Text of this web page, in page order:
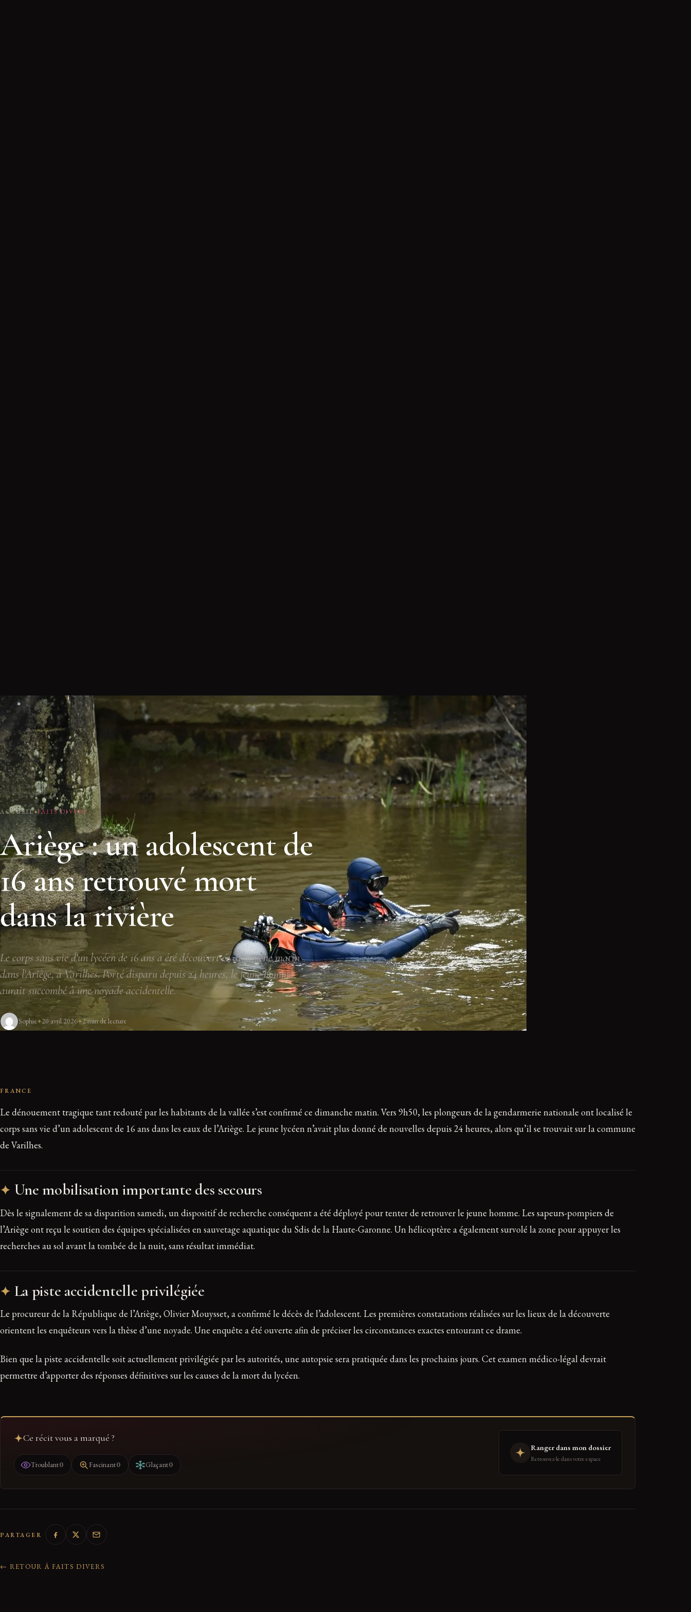
ACCUEIL FAITS DIVERS
Ariège : un adolescent de
16 ans retrouvé mort
dans la rivière
Le corps sans vie d'un lycéen de 16 ans a été découvert ce dimanche matin
dans l'Ariège, à Varilhes. Porté disparu depuis 24 heures, le jeune homme
aurait succombé à une noyade accidentelle.
Sophie 20 avril 2026 2 min de lecture
FRANCE
Le dénouement tragique tant redouté par les habitants de la vallée s’est confirmé ce dimanche matin. Vers 9h50, les plongeurs de la gendarmerie nationale ont localisé le
corps sans vie d’un adolescent de 16 ans dans les eaux de l’Ariège. Le jeune lycéen n’avait plus donné de nouvelles depuis 24 heures, alors qu’il se trouvait sur la commune
de Varilhes.
Une mobilisation importante des secours
Dès le signalement de sa disparition samedi, un dispositif de recherche conséquent a été déployé pour tenter de retrouver le jeune homme. Les sapeurs-pompiers de
l’Ariège ont reçu le soutien des équipes spécialisées en sauvetage aquatique du Sdis de la Haute-Garonne. Un hélicoptère a également survolé la zone pour appuyer les
recherches au sol avant la tombée de la nuit, sans résultat immédiat.
La piste accidentelle privilégiée
Le procureur de la République de l’Ariège, Olivier Mouysset, a confirmé le décès de l’adolescent. Les premières constatations réalisées sur les lieux de la découverte
orientent les enquêteurs vers la thèse d’une noyade. Une enquête a été ouverte afin de préciser les circonstances exactes entourant ce drame.
Bien que la piste accidentelle soit actuellement privilégiée par les autorités, une autopsie sera pratiquée dans les prochains jours. Cet examen médico-légal devrait
permettre d’apporter des réponses définitives sur les causes de la mort du lycéen.
Ce récit vous a marqué ?
Troublant0 Fascinant0 Glaçant0
Ranger dans mon dossier
Retrouvez-le dans votre espace
PARTAGER
← RETOUR À FAITS DIVERS